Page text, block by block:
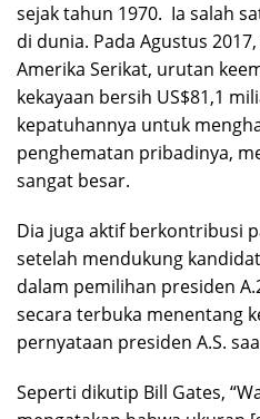
sejak tahun 1970. Ia salah
di dunia. Pada Agustus
Amerika Serikat, urutan
kekayaan bersih US$81,1
kepatuhannya untuk
penghematan pribadinya,
sangat besar.
Dia juga aktif berkontribusi
setelah mendukung
dalam pemilihan presiden
secara terbuka menentang
pernyataan presiden A.S.
Seperti dikutip Bill Gates,